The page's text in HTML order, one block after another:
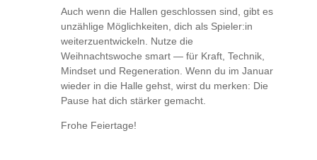
Auch wenn die Hallen geschlossen sind, gibt es
unzählige Möglichkeiten, dich als Spieler:in
weiterzuentwickeln. Nutze die
Weihnachtswoche smart — für Kraft, Technik,
Mindset und Regeneration. Wenn du im Januar
wieder in die Halle gehst, wirst du merken: Die
Pause hat dich stärker gemacht.
Frohe Feiertage!